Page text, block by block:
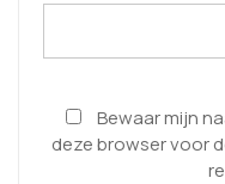
Bewaar mijn
deze browser voor